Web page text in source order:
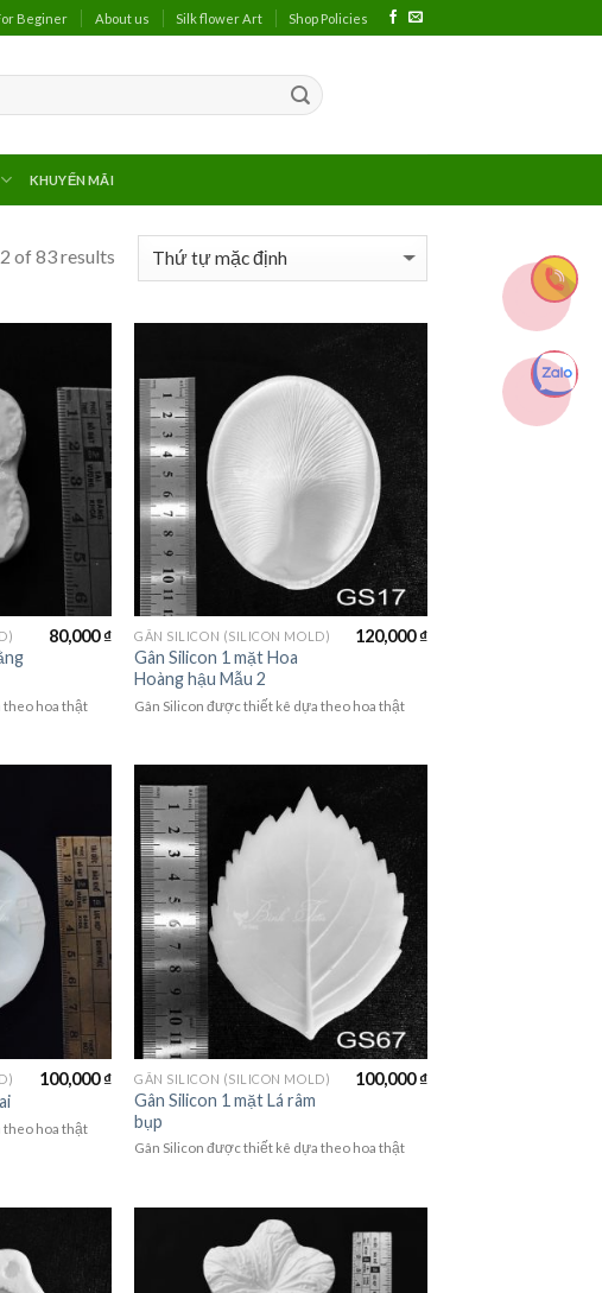
Beginer About us Silk flower Art Shop Policies
KHUYẾN MÃI
of 83 results
80,000₫
theo hoa thật
GÂN SILICON (SILICON MOLD)
Gân Silicon 1 mặt Hoa
Hoàng hậu Mẫu 2
120,000₫
Gân Silicon được thiết kê dựa theo hoa thật
100,000₫
theo hoa thật
GÂN SILICON (SILICON MOLD)
Gân Silicon 1 mặt Lá râm
bụp
100,000₫
Gân Silicon được thiết kê dựa theo hoa thật